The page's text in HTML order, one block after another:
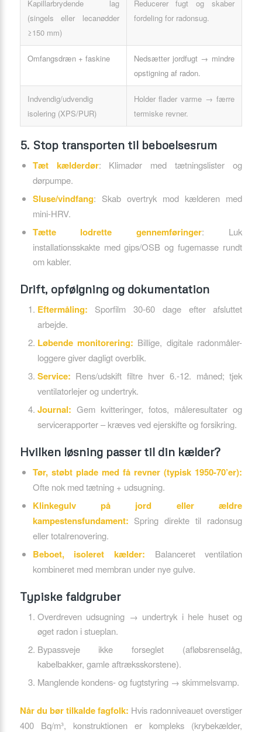
Kapillarbrydende lag
(singels eller lecanødder
≥150 mm)
Reducerer fugt og skaber
fordeling for radonsug.
Omfangsdræn + faskine
Nedsætter jordfugt → mindre
opstigning af radon.
Indvendig/udvendig
isolering (XPS/PUR)
Holder flader varme → færre
termiske revner.
5. Stop transporten til beboelsesrum
Tæt kælderdør: Klimadør med tætningslister og
dørpumpe.
Sluse/vindfang: Skab overtryk mod kælderen med
mini-HRV.
Tætte lodrette gennemføringer: Luk
installationsskakte med gips/OSB og fugemasse rundt
om kabler.
Drift, opfølgning og dokumentation
Eftermåling: Sporfilm 30-60 dage efter afsluttet
arbejde.
Løbende monitorering: Billige, digitale radonmåler-
loggere giver dagligt overblik.
Service: Rens/udskift filtre hver 6.-12. måned; tjek
ventilatorlejer og undertryk.
Journal: Gem kvitteringer, fotos, måleresultater og
servicerapporter – kræves ved ejerskifte og forsikring.
Hvilken løsning passer til din kælder?
Tør, støbt plade med få revner (typisk 1950-70’er):
Ofte nok med tætning + udsugning.
Klinkegulv på jord eller ældre
kampestensfundament: Spring direkte til radonsug
eller totalrenovering.
Beboet, isoleret kælder: Balanceret ventilation
kombineret med membran under nye gulve.
Typiske faldgruber
Overdreven udsugning → undertryk i hele huset og
øget radon i stueplan.
Bypassveje ikke forseglet (afløbsrenselåg,
kabelbakker, gamle aftræksskorstene).
Manglende kondens- og fugtstyring → skimmelsvamp.
Når du bør tilkalde fagfolk: Hvis radonniveauet overstiger
400 Bq/m³, konstruktionen er kompleks (krybekælder,